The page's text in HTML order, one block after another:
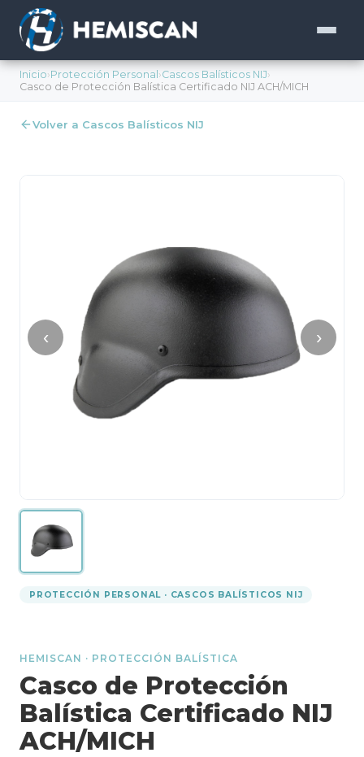
Inicio›Protección Personal ›Cascos Balísticos NIJ›
Casco de Protección Balística Certificado NIJ ACH/MICH
Volver a Cascos Balísticos NIJ
‹ ›
PROTECCIÓN PERSONAL · CASCOS BALÍSTICOS NIJ
HEMISCAN · PROTECCIÓN BALÍSTICA
Casco de Protección
Balística Certificado NIJ
ACH/MICH